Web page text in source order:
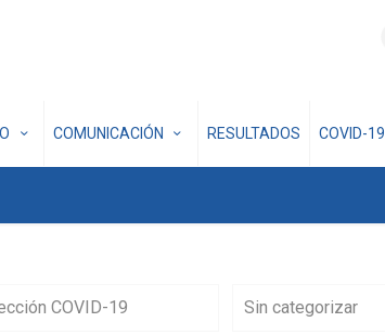
COMUNICACIÓN RESULTADOS COVID-19
COVID-19 Sin categorizar